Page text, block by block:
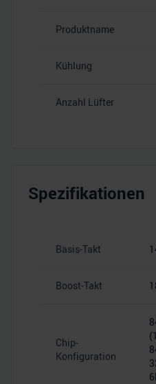
Produktname
Kühlung
Anzahl Lüfter
Spezifikationen
Basis-Takt
Boost-Takt
Chip-
Konfiguration